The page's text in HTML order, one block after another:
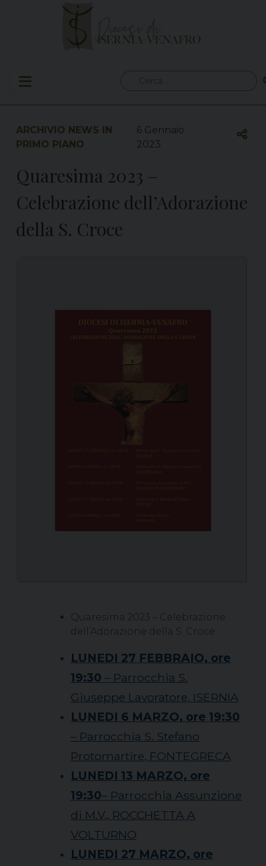
per:
ARCHIVIO NEWS IN
PRIMO PIANO
6 Gennaio
2023
Quaresima 2023 –
Celebrazione dell’Adorazione
della S. Croce
Quaresima 2023 – Celebrazione
dell’Adorazione della S. Croce
LUNEDI 27 FEBBRAIO, ore
19:30 – Parrocchia S.
Giuseppe Lavoratore, ISERNIA
LUNEDI 6 MARZO, ore 19:30
– Parrocchia S. Stefano
Protomartire, FONTEGRECA
LUNEDI 13 MARZO, ore
19:30– Parrocchia Assunzione
di M.V., ROCCHETTA A
VOLTURNO
LUNEDI 27 MARZO, ore